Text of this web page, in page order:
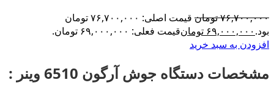
۷۶,۷۰۰,۰۰۰تومان
قیمت اصلی: ۷۶,۷۰۰,۰۰۰ تومان
بود.۶۹,۰۰۰,۰۰۰ تومانقیمت فعلی: ۶۹,۰۰۰,۰۰۰ تومان.
افزودن به سبد خرید
مشخصات دستگاه جوش آرگون 6510 وینر :